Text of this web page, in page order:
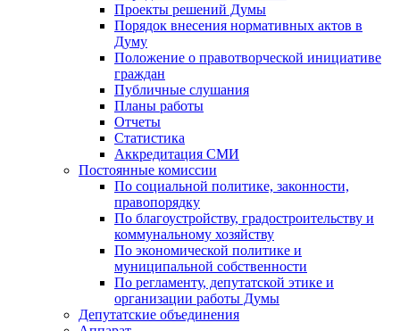
Проекты решений Думы
Порядок внесения нормативных актов в
Думу
Положение о правотворческой инициативе
граждан
Публичные слушания
Планы работы
Отчеты
Статистика
Аккредитация СМИ
Постоянные комиссии
По социальной политике, законности,
правопорядку
По благоустройству, градостроительству и
коммунальному хозяйству
По экономической политике и
муниципальной собственности
По регламенту, депутатской этике и
организации работы Думы
Депутатские объединения